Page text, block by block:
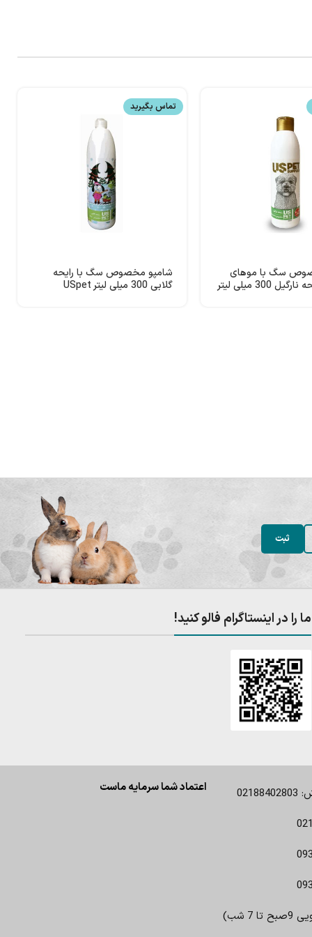
سگ با موهای
سفید با رایحه نارگیل 300 میلی لیتر
تماس بگیرید
شامپو مخصوص سگ با رایحه
گلابی 300 میلی لیتر USpet
ما را در اینستاگرام فالو کنید!
شب)
اعتماد شما سرمایه ماست